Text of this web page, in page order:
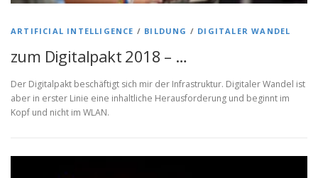
ARTIFICIAL INTELLIGENCE / BILDUNG / DIGITALER WANDEL
zum Digitalpakt 2018 – …
Der Digitalpakt beschäftigt sich mir der Infrastruktur. Digitaler Wandel ist
aber in erster Linie eine inhaltliche Herausforderung und beginnt im
Kopf und nicht im WLAN.